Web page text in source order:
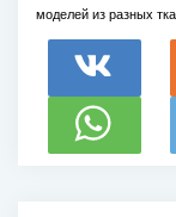
моделей из разных